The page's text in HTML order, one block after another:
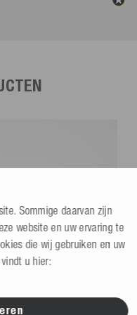
Sommige daarvan zijn
website en uw ervaring te
die wij gebruiken en uw
u hier: